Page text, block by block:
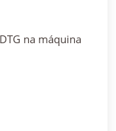
na máquina